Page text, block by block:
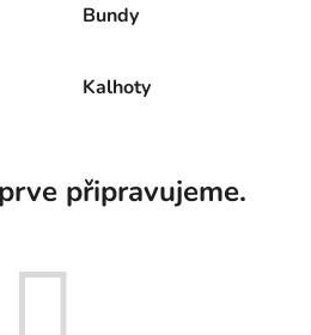
Bundy
Kalhoty
připravujeme.